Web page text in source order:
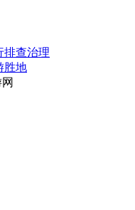
排查治理
胜地